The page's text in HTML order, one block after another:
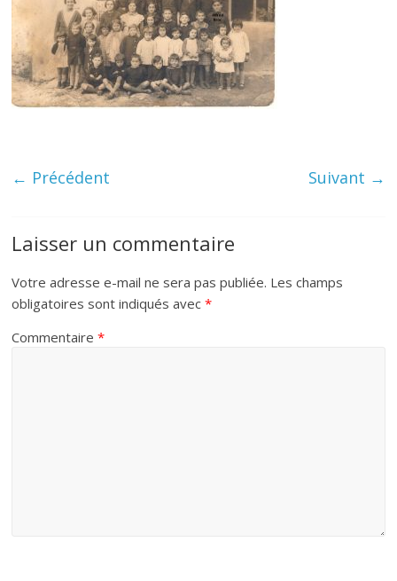
← Précédent Suivant →
Laisser un commentaire
Votre adresse e-mail ne sera pas publiée. Les champs
obligatoires sont indiqués avec*
Commentaire*